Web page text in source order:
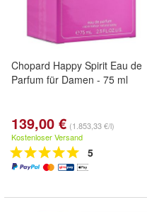
Chopard Happy Spirit Eau de
Parfum für Damen - 75 ml
139,00 € (1.853,33 €/l)
Kostenloser Versand
5